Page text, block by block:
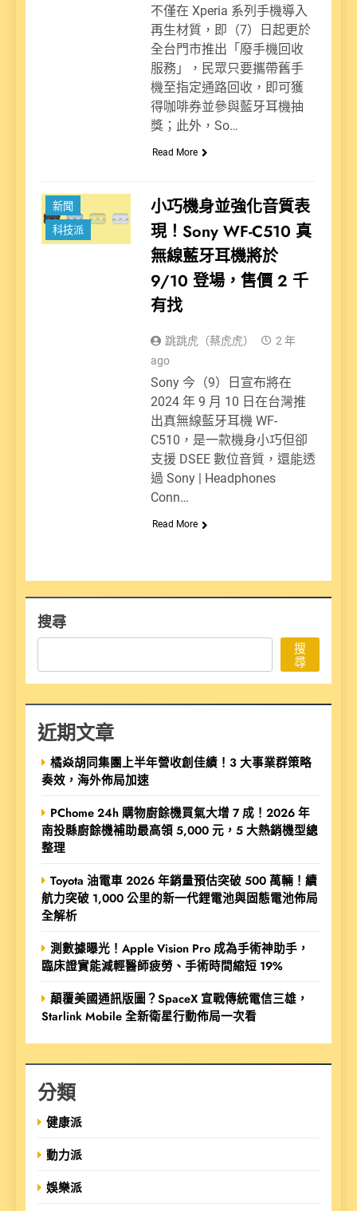
不僅在 Xperia 系列手機導入
再生材質，即（7）日起更於
全台門市推出「廢手機回收
服務」，民眾只要攜帶舊手
機至指定通路回收，即可獲
得咖啡券並參與藍牙耳機抽
獎；此外，So…
Read More
新聞
科技派
小巧機身並強化音質表
現！Sony WF-C510 真
無線藍牙耳機將於
9/10 登場，售價 2 千
有找
跳跳虎（蔡虎虎）
2 年
ago
Sony 今（9）日宣布將在
2024 年 9 月 10 日在台灣推
出真無線藍牙耳機 WF-
C510，是一款機身小巧但卻
支援 DSEE 數位音質，還能透
過 Sony | Headphones
Conn…
Read More
搜尋
搜
尋
近期文章
橘焱胡同集團上半年營收創佳績！3 大事業群策略
奏效，海外佈局加速
PChome 24h 購物廚餘機買氣大增 7 成！2026 年
南投縣廚餘機補助最高領 5,000 元，5 大熱銷機型總
整理
Toyota 油電車 2026 年銷量預估突破 500 萬輛！續
航力突破 1,000 公里的新一代鋰電池與固態電池佈局
全解析
測數據曝光！Apple Vision Pro 成為手術神助手，
臨床證實能減輕醫師疲勞、手術時間縮短 19%
顛覆美國通訊版圖？SpaceX 宣戰傳統電信三雄，
Starlink Mobile 全新衛星行動佈局一次看
分類
健康派
動力派
娛樂派